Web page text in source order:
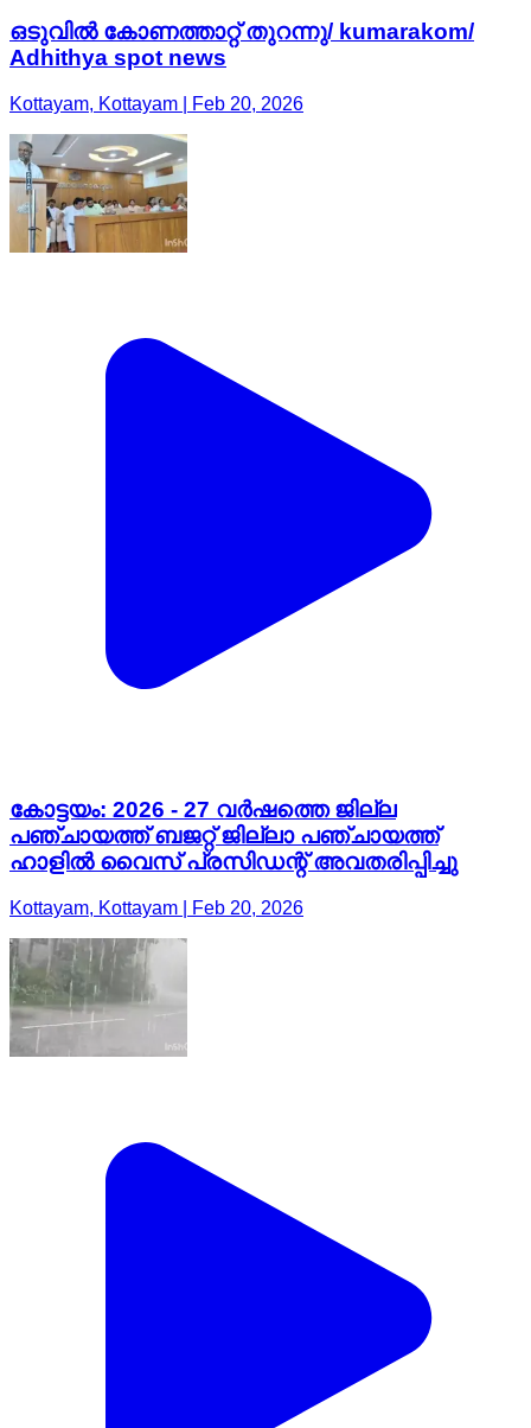
ഒടുവിൽ കോണത്താറ്റ് തുറന്നു/ kumarakom/
Adhithya spot news
Kottayam, Kottayam | Feb 20, 2026
കോട്ടയം: 2026 - 27 വർഷത്തെ ജില്ല
പഞ്ചായത്ത് ബജറ്റ് ജില്ലാ പഞ്ചായത്ത്
ഹാളിൽ വൈസ് പ്രസിഡന്റ് അവതരിപ്പിച്ചു
Kottayam, Kottayam | Feb 20, 2026